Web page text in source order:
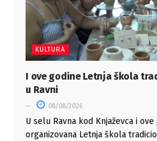
KULTURA
I ove godine Letnja škola
u Ravni
08/08/2026
U selu Ravna kod Knjaževca i
organizovana Letnja škola